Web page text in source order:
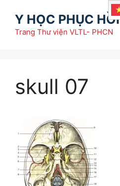
Y HỌC PHỤC HỒI
Trang Thư viện VLTL- PHCN
skull 07